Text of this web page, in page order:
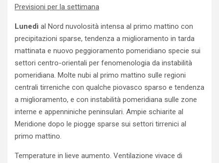
Previsioni per la settimana
Lunedì al Nord nuvolosità intensa al primo mattino con
precipitazioni sparse, tendenza a miglioramento in tarda
mattinata e nuovo peggioramento pomeridiano specie sui
settori centro-orientali per fenomenologia da instabilità
pomeridiana. Molte nubi al primo mattino sulle regioni
centrali tirreniche con qualche piovasco sparso e tendenza
a miglioramento, e con instabilità pomeridiana sulle zone
interne e appenniniche peninsulari. Ampie schiarite al
Meridione dopo le piogge sparse sui settori tirrenici al
primo mattino.
Temperature in lieve aumento. Ventilazione vivace di